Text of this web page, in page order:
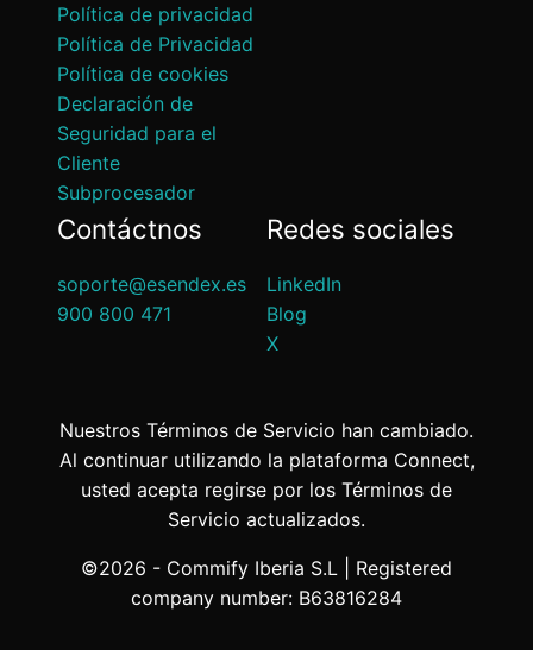
Política de privacidad
Política de Privacidad
Política de cookies
Declaración de
Seguridad para el
Cliente
Subprocesador
Contáctnos
soporte@esendex.es
900 800 471
Redes sociales
LinkedIn
Blog
X
Nuestros Términos de Servicio han cambiado.
Al continuar utilizando la plataforma Connect,
usted acepta regirse por los Términos de
Servicio actualizados.
©2026 - Commify Iberia S.L | Registered
company number: B63816284